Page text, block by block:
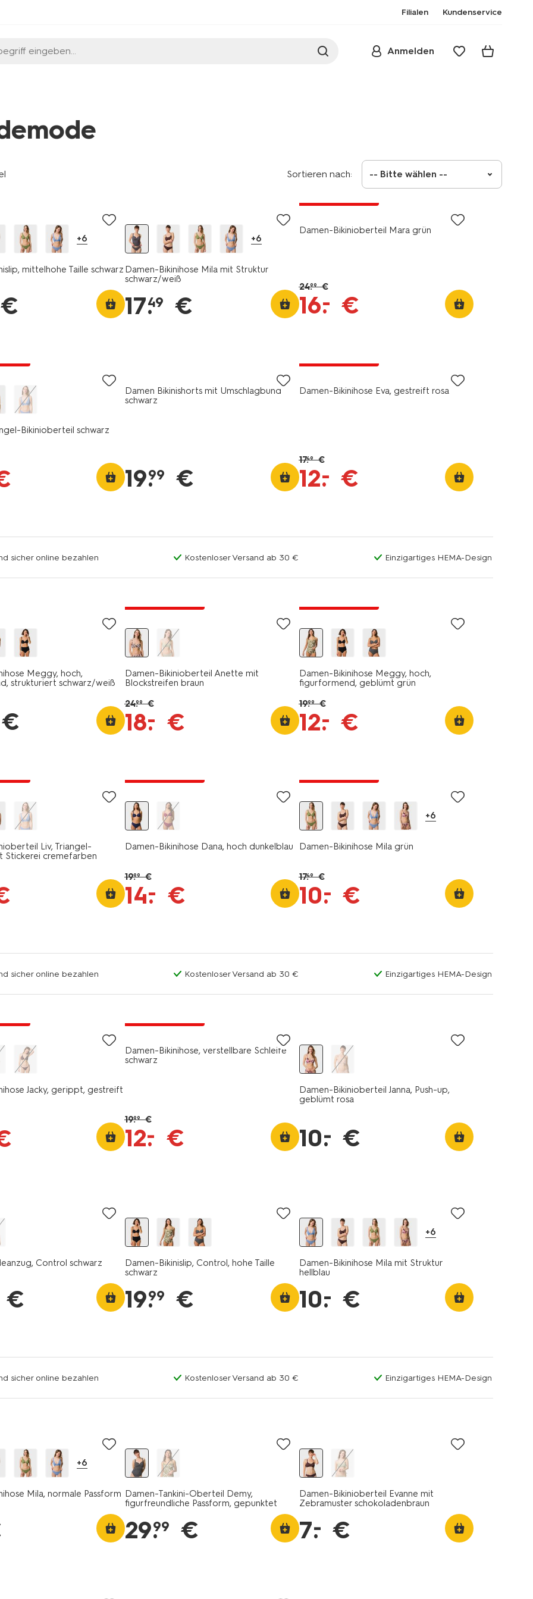
Filialen Kundenservice
eingeben... Anmelden
Sortieren nach: -- Bitte wählen --
+6
mittelhohe Taille schwarz
€
+6
Damen-Bikinihose Mila mit Struktur
schwarz/weiß
17.
49 €
Damen-Bikinioberteil Mara grün
24.99 €
16.
– €
Bikinioberteil schwarz
Damen Bikinishorts mit Umschlagbund
schwarz
19.
99 €
Damen-Bikinihose Eva, gestreift rosa
17.49 €
12.
– €
sicher online bezahlen Kostenloser Versand ab 30 € Einzigartiges HEMA-Design
Meggy, hoch,
strukturiert schwarz/weiß
€
Damen-Bikinioberteil Anette mit
Blockstreifen braun
24.99 €
18.
– €
Damen-Bikinihose Meggy, hoch,
figurformend, geblümt grün
19.99 €
12.
– €
Liv, Triangel-
Stickerei cremefarben
Damen-Bikinihose Dana, hoch dunkelblau
19.99 €
14.
– €
+6
Damen-Bikinihose Mila grün
17.49 €
10.
– €
sicher online bezahlen Kostenloser Versand ab 30 € Einzigartiges HEMA-Design
Jacky, gerippt, gestreift
Damen-Bikinihose, verstellbare Schleife
schwarz
19.99 €
12.
– €
Damen-Bikinioberteil Janna, Push-up,
geblümt rosa
10.
– €
Control schwarz
€
Damen-Bikinislip, Control, hohe Taille
schwarz
19.
99 €
+6
Damen-Bikinihose Mila mit Struktur
hellblau
10.
– €
sicher online bezahlen Kostenloser Versand ab 30 € Einzigartiges HEMA-Design
+6
Mila, normale Passform Damen-Tankini-Oberteil Demy,
figurfreundliche Passform, gepunktet
schwarz/weiß
29.
99 €
Damen-Bikinioberteil Evanne mit
Zebramuster schokoladenbraun
7.
– €